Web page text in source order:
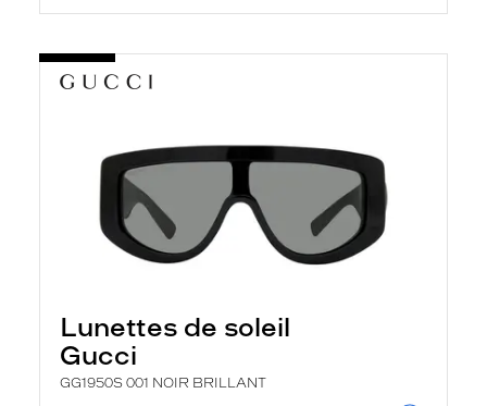
Lunettes de soleil
Gucci
GG1950S 001 NOIR BRILLANT